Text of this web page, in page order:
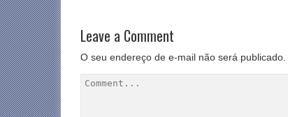
Leave a Comment
O seu endereço de e-mail não será publicado.